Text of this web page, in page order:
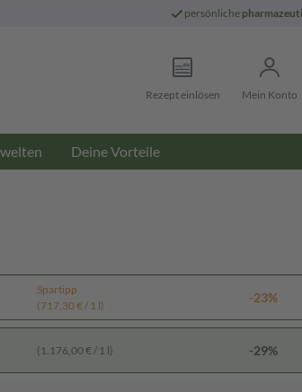
persönliche
Rezept einlösen Mein Konto
Deine Vorteile
Spartipp
(717,30 € / 1 l)
-23%
(1.176,00 € / 1 l) -29%